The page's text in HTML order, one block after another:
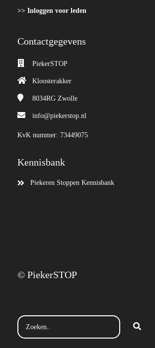
>> Inloggen voor leden
Contactgegevens
PiekerSTOP
Kloosterakker
8034RG Zwolle
info@piekerstop.nl
KvK nummer: 73449075
Kennisbank
Piekeren Stoppen Kennisbank
© PiekerSTOP